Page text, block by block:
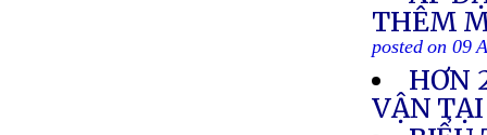
THÊM
posted on 09
HƠN
VẬN